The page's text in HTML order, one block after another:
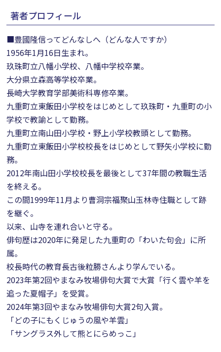
著者プロフィール
■豊國隆信ってどんなしへ（どんな人ですか）
1956年1月16日生まれ。
玖珠町立八幡小学校、八幡中学校卒業。
大分県立森高等学校卒業。
長崎大学教育学部美術科専修卒業。
九重町立東飯田小学校をはじめとして玖珠町・九重町の小
学校で教諭として勤務。
九重町立南山田小学校・野上小学校教頭として勤務。
九重町立東飯田小学校校長をはじめとして野矢小学校に勤
務。
2012年南山田小学校校長を最後として37年間の教職生活
を終える。
この間1999年11月より曹洞宗福聚山玉林寺住職として跡
を継ぐ。
以来、山寺を連れ合いと守る。
俳句歴は2020年に発足した九重町の「わいた句会」に所
属。
校長時代の教育長古後粒勝さんより学んでいる。
2023年第2回やまなみ牧場俳句大賞で大賞「行く雲や羊を
追った夏帽子」を受賞。
2024年第3回やまなみ牧場俳句大賞2句入賞。
「どの子にもくじゅうの風や羊雲」
「サングラス外して熊とにらめっこ」